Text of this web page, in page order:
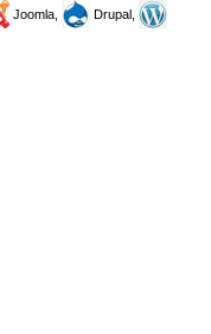
Joomla,
Drupal,